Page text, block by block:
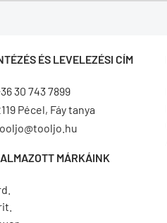
ÉS LEVELEZÉSI CÍM
30 743 7899
Pécel, Fáy tanya
MÁRKÁINK